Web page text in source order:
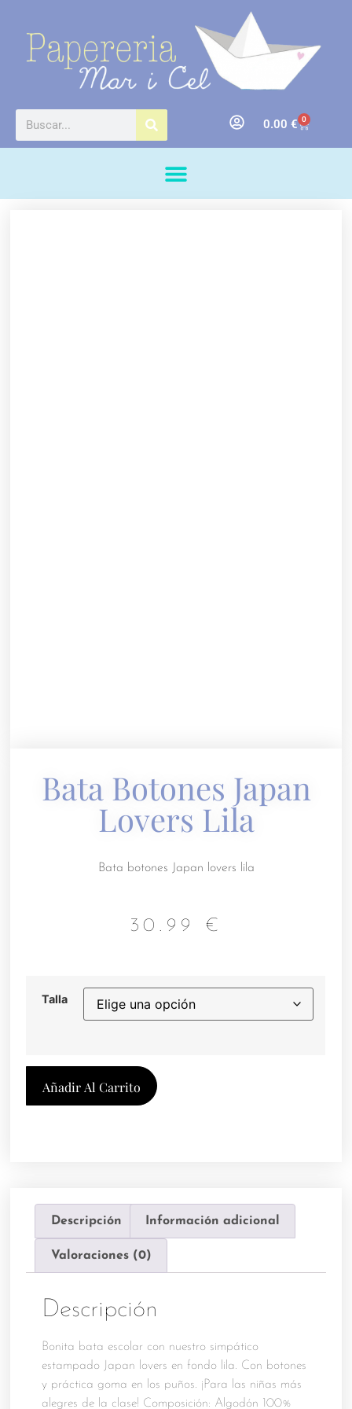
0.00 € 0
Bata Botones Japan
Lovers Lila
Bata botones Japan lovers lila
30.99 €
Talla
Añadir Al Carrito
Descripción Información adicional
Valoraciones (0)
Descripción
Bonita bata escolar con nuestro simpático
estampado Japan lovers en fondo lila. Con botones
y práctica goma en los puños. ¡Para las niñas más
alegres de la clase! Composición: Algodón 100%